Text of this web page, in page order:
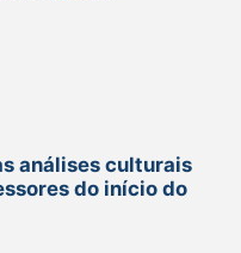
análises culturais
do início do